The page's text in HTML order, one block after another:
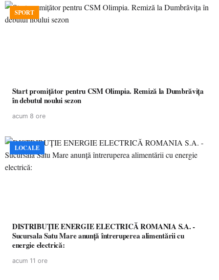
SPORT
Start promițător pentru CSM Olimpia. Remiză la Dumbrăvița
în debutul noului sezon
acum 8 ore
LOCALE
DISTRIBUȚIE ENERGIE ELECTRICĂ ROMANIA S.A. -
Sucursala Satu Mare anunţă întreruperea alimentării cu
energie electrică:
acum 11 ore